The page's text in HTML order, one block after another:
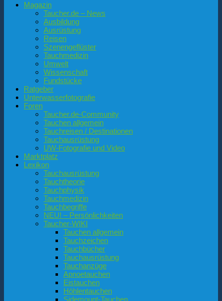
Magazin
Taucher.de – News
Ausbildung
Ausrüstung
Reisen
Szenengeflüster
Tauchmedizin
Umwelt
Wissenschaft
Fundstücke
Ratgeber
Unterwasserfotografie
Foren
Taucher.de-Community
Tauchen allgemein
Tauchreisen / Destinationen
Tauchausrüstung
UW-Fotografie und Video
Marktplatz
Lexikon
Tauchausrüstung
Tauchtheorie
Tauchphysik
Tauchmedizin
Tauchbegriffe
NEU! – Persönlichkeiten
Taucher-WIKI
Tauchen allgemein
Tauchzeichen
Tauchbücher
Tauchausrüstung
Tauchanzüge
Apnoetauchen
Eistauchen
Höhlentauchen